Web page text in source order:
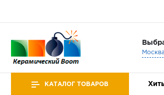
КАТАЛОГ ТОВАРОВ